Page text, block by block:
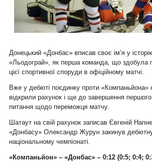
Донецький «Донбас» вписав своє ім’я у
«Льодограй», як перша команда, що здобула
цієї спортивної споруди в офіційному матчі.
Вже у дебюті поєдинку проти «Компаньйона»
відкрили рахунок і ще до завершення першого
питання щодо переможця матчу.
Шатаут на свій рахунок записав Євгеній
«Донбасу» Олександр Журун закинув
національному чемпіонаті.
«Компаньйон» – «Донбас» – 0:12 (0:5; 0:4;